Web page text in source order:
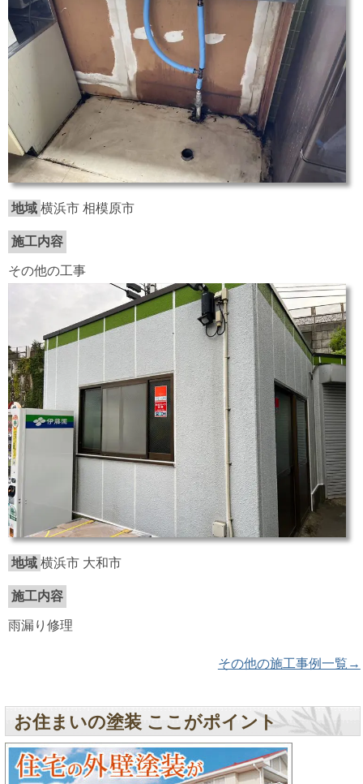
地域 横浜市 相模原市
施工内容
その他の工事
地域 横浜市 大和市
施工内容
雨漏り修理
その他の施工事例一覧→
お住まいの塗装 ここがポイント